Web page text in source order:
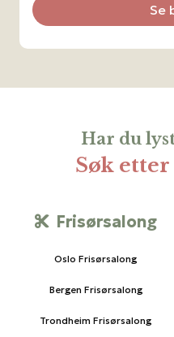
Se
Har du
Søk
Frisørsalong
Oslo Frisørsalong
Bergen Frisørsalong
Trondheim Frisørsalong